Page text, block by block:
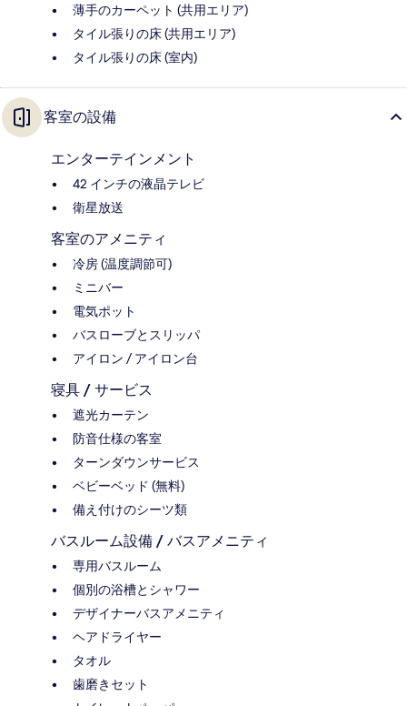
薄手のカーペット (共用エリア)
タイル張りの床 (共用エリア)
タイル張りの床 (室内)
客室の設備
エンターテインメント
42 インチの液晶テレビ
衛星放送
客室のアメニティ
冷房 (温度調節可)
ミニバー
電気ポット
バスローブとスリッパ
アイロン / アイロン台
寝具 / サービス
遮光カーテン
防音仕様の客室
ターンダウンサービス
ベビーベッド (無料)
備え付けのシーツ類
バスルーム設備 / バスアメニティ
専用バスルーム
個別の浴槽とシャワー
デザイナーバスアメニティ
ヘアドライヤー
タオル
歯磨きセット